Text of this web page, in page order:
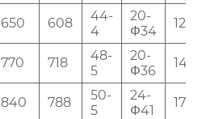
650 608
44-
4
20-
Φ34
770 718
48-
5
20-
Φ36
840 788
50-
5
24-
Φ41